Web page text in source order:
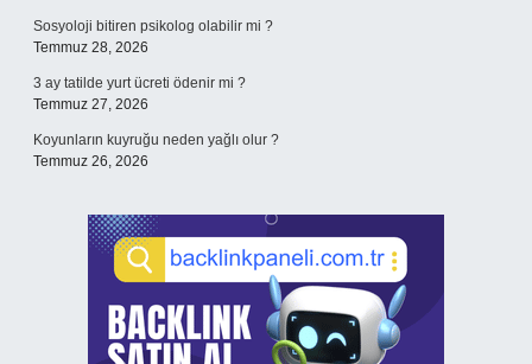
Sosyoloji bitiren psikolog olabilir mi ?
Temmuz 28, 2026
3 ay tatilde yurt ücreti ödenir mi ?
Temmuz 27, 2026
Koyunların kuyruğu neden yağlı olur ?
Temmuz 26, 2026